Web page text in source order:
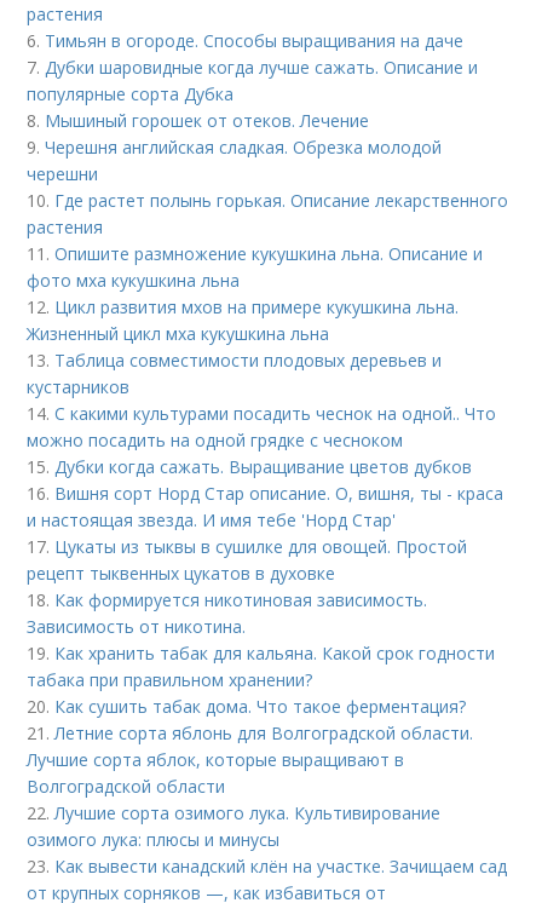
растения
6. Тимьян в огороде. Способы выращивания на даче
7.Дубки шаровидные когда лучше сажать. Описание и
популярные сорта Дубка
8. Мышиный горошек от отеков. Лечение
9.Черешня английская сладкая. Обрезка молодой
черешни
10. Где растет полынь горькая. Описание лекарственного
растения
11.Опишите размножение кукушкина льна. Описание и
фото мха кукушкина льна
12. Цикл развития мхов на примере кукушкина льна.
Жизненный цикл мха кукушкина льна
13. Таблица совместимости плодовых деревьев и
кустарников
14.С какими культурами посадить чеснок на одной.. Что
можно посадить на одной грядке с чесноком
15.Дубки когда сажать. Выращивание цветов дубков
16. Вишня сорт Норд Стар описание. О, вишня, ты - краса
и настоящая звезда. И имя тебе 'Hорд Стар'
17. Цукаты из тыквы в сушилке для овощей. Простой
рецепт тыквенных цукатов в духовке
18. Как формируется никотиновая зависимость.
Зависимость от никотина.
19. Как хранить табак для кальяна. Какой срок годности
табака при правильном хранении?
20. Как сушить табак дома. Что такое ферментация?
21.Летние сорта яблонь для Волгоградской области.
Лучшие сорта яблок, которые выращивают в
Волгоградской области
22.Лучшие сорта озимого лука. Культивирование
озимого лука: плюсы и минусы
23. Как вывести канадский клён на участке. Зачищаем сад
от крупных сорняков —, как избавиться от